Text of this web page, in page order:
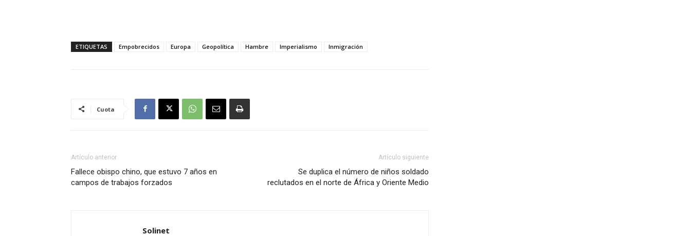
ETIQUETAS Empobrecidos Europa Geopolítica Hambre Imperialismo Inmigración
Cuota
Artículo anterior
Fallece obispo chino, que estuvo 7 años en
campos de trabajos forzados
Artículo siguiente
Se duplica el número de niños soldado
reclutados en el norte de África y Oriente Medio
Solinet